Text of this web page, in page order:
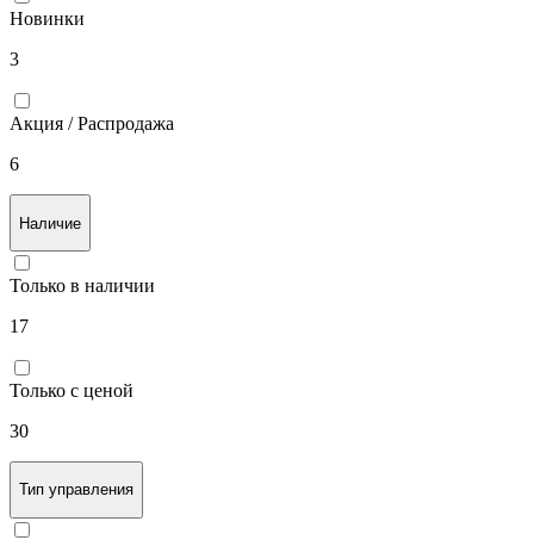
Новинки
3
Акция / Распродажа
6
Наличие
Только в наличии
17
Только с ценой
30
Тип управления